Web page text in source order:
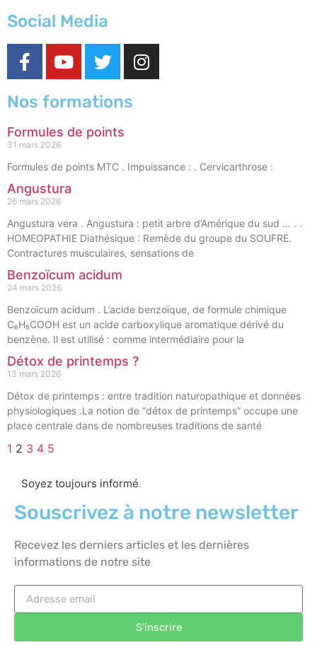
Social Media
Nos formations
Formules de points
31 mars 2026
Formules de points MTC . Impuissance : . Cervicarthrose :
Angustura
26 mars 2026
Angustura vera . Angustura : petit arbre d’Amérique du sud … . .
HOMEOPATHIE Diathésique : Remède du groupe du SOUFRE.
Contractures musculaires, sensations de
Benzoïcum acidum
24 mars 2026
Benzoïcum acidum . L’acide benzoïque, de formule chimique
C₆H₅COOH est un acide carboxylique aromatique dérivé du
benzène. Il est utilisé : comme intermédiaire pour la
Détox de printemps ?
13 mars 2026
Détox de printemps : entre tradition naturopathique et données
physiologiques .La notion de “détox de printemps” occupe une
place centrale dans de nombreuses traditions de santé
1 2 3 4 5
Soyez toujours informé
Souscrivez à notre newsletter
Recevez les derniers articles et les dernières
informations de notre site
S'inscrire